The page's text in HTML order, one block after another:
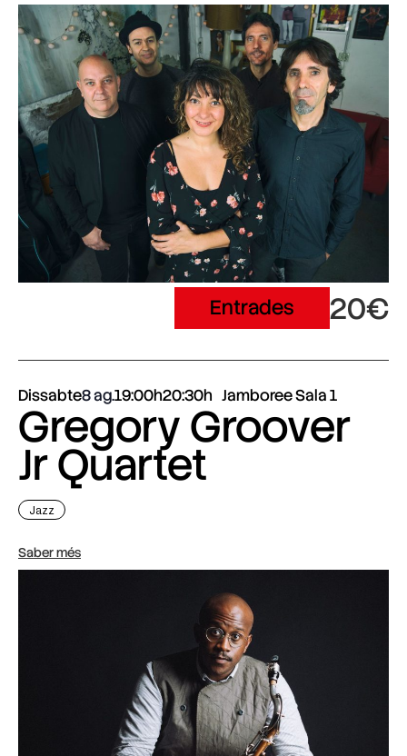
Entrades 20€
Dissabte8 ag.19:00h20:30h Jamboree Sala 1
Gregory Groover
Jr Quartet
Jazz
Saber més